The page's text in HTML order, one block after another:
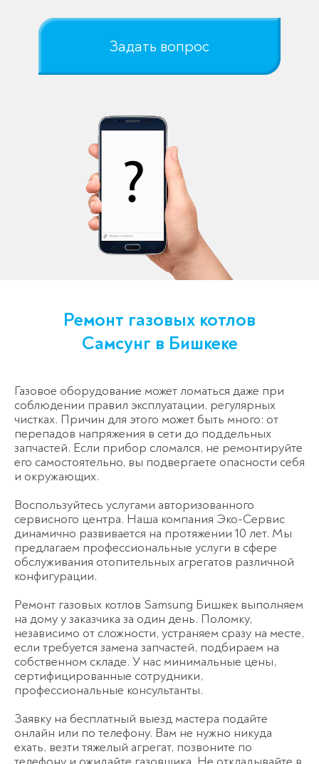
Задать вопрос
Ремонт газовых котлов
Самсунг в Бишкеке
Газовое оборудование может ломаться даже при
соблюдении правил эксплуатации, регулярных
чистках. Причин для этого может быть много: от
перепадов напряжения в сети до поддельных
запчастей. Если прибор сломался, не ремонтируйте
его самостоятельно, вы подвергаете опасности себя
и окружающих.
Воспользуйтесь услугами авторизованного
сервисного центра. Наша компания Эко-Сервис
динамично развивается на протяжении 10 лет. Мы
предлагаем профессиональные услуги в сфере
обслуживания отопительных агрегатов различной
конфигурации.
Ремонт газовых котлов Samsung Бишкек выполняем
на дому у заказчика за один день. Поломку,
независимо от сложности, устраняем сразу на месте,
если требуется замена запчастей, подбираем на
собственном складе. У нас минимальные цены,
сертифицированные сотрудники,
профессиональные консультанты.
Заявку на бесплатный выезд мастера подайте
онлайн или по телефону. Вам не нужно никуда
ехать, везти тяжелый агрегат, позвоните по